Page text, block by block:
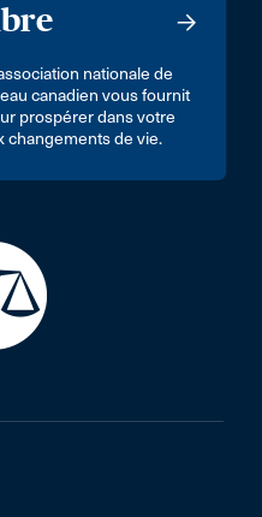
nationale de
canadien vous fournit
prospérer dans votre
changements de vie.